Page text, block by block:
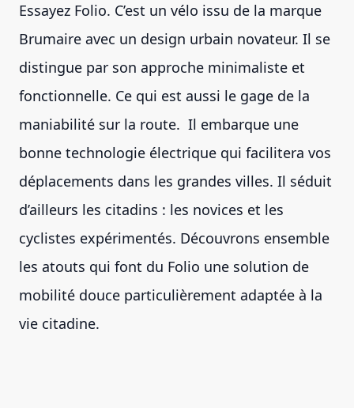
Essayez Folio. C’est un vélo issu de la marque
Brumaire avec un design urbain novateur. Il se
distingue par son approche minimaliste et
fonctionnelle. Ce qui est aussi le gage de la
maniabilité sur la route. Il embarque une
bonne technologie électrique qui facilitera vos
déplacements dans les grandes villes. Il séduit
d’ailleurs les citadins : les novices et les
cyclistes expérimentés. Découvrons ensemble
les atouts qui font du Folio une solution de
mobilité douce particulièrement adaptée à la
vie citadine.